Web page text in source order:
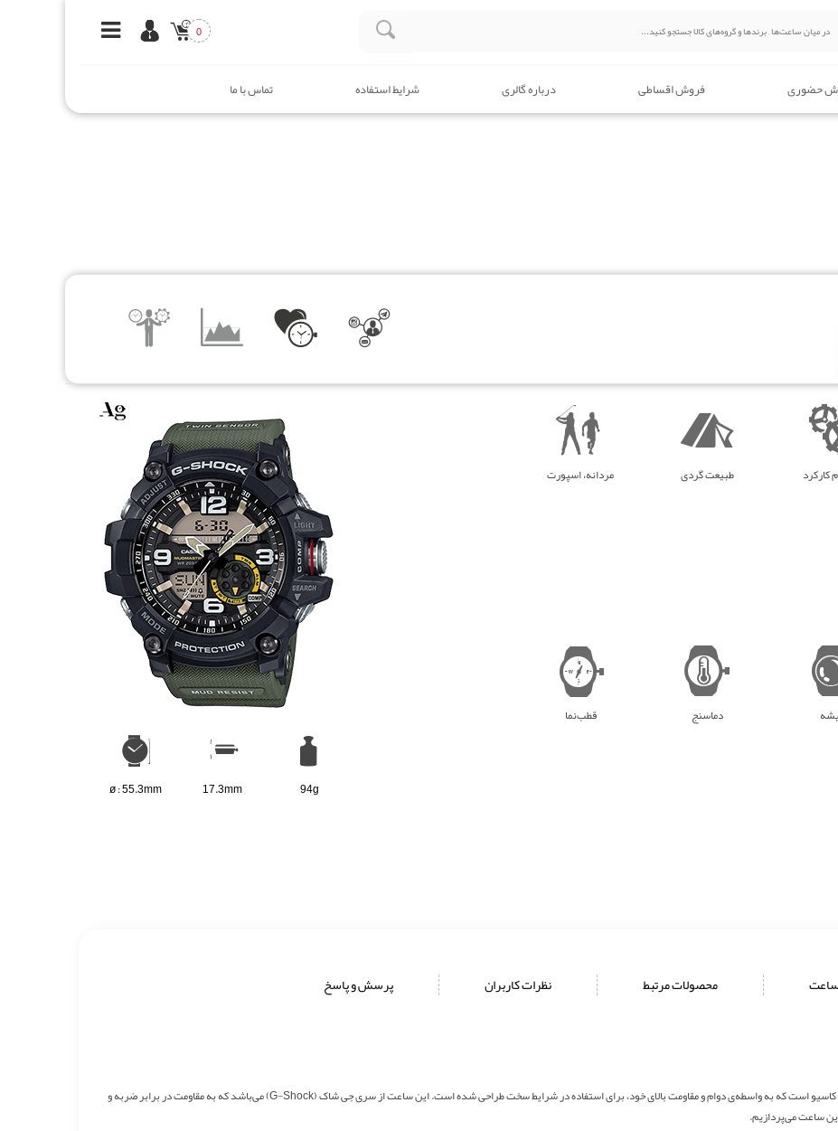
0
حضوری فروش اقساطی درباره گالری شرایط استفاده تماس با ما
مردانه، اسپورت طبیعت گردی کارکرد
قطب‌نما دماسنج
ø : 55.3mm 17.3mm 94g
محصولات مرتبط نظرات کاربران پرسش و پاسخ
ساعت مچی کاسیو جی شاک GG1000 یکی از محصولات برجسته‌ی برند کاسیو است که به واسطه‌ی دوام و مقاومت بالای خود، برای استفاده در شرایط سخت طراحی شده است. این ساعت از سری جی شاک (G-Shock) می‌باشد که به مقاومت در برابر ضربه و
ساعت می‌پردازیم.